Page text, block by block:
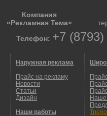
Компания
«Рекламная Тема»
Телефон: +7
Наружная реклама
Прайс на рекламу
Новости
Статьи
Дизайн
Наши работы
Наше